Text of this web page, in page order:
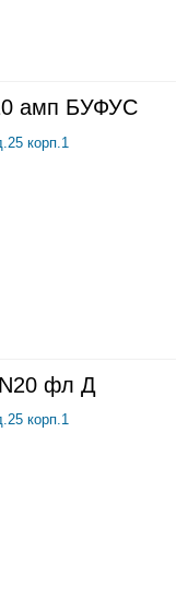
амп БУФУС
корп.1
фл Д
корп.1